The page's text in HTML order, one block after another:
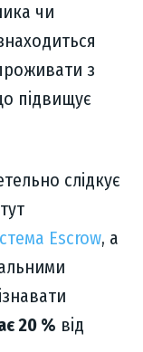
чи
з
підвищує
слідкує
Escrow, а
20 % від